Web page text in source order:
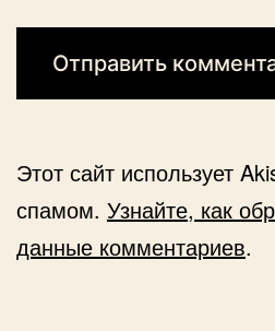
Этот сайт использует
спамом. Узнайте, как
данные комментариев.